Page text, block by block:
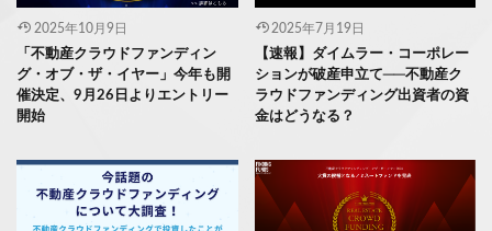
2025年10月9日
「不動産クラウドファンディン
グ・オブ・ザ・イヤー」今年も開
催決定、9月26日よりエントリー
開始
2025年7月19日
【速報】ダイムラー・コーポレー
ションが破産申立て──不動産ク
ラウドファンディング出資者の資
金はどうなる？